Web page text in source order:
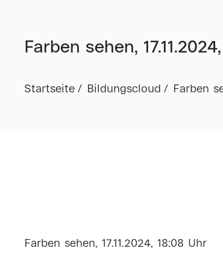
Farben sehen,
Startseite Bildungscloud Farben
Farben sehen, 17.11.2024, 18:08 Uhr